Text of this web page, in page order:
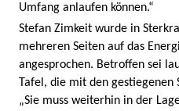
Umfang anlaufen können.“
Stefan Zimkeit wurde in
mehreren Seiten auf das
angesprochen. Betroffen sei
Tafel, die mit den gestiegenen
„Sie muss weiterhin in der